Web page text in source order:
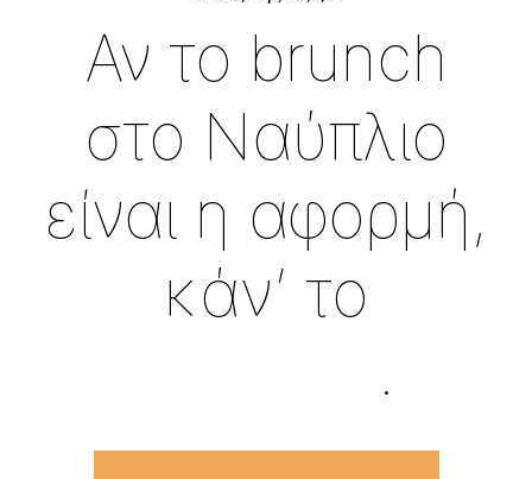
Αν το brunch
στο Ναύπλιο
είναι η αφορμή,
κάν’ το
.